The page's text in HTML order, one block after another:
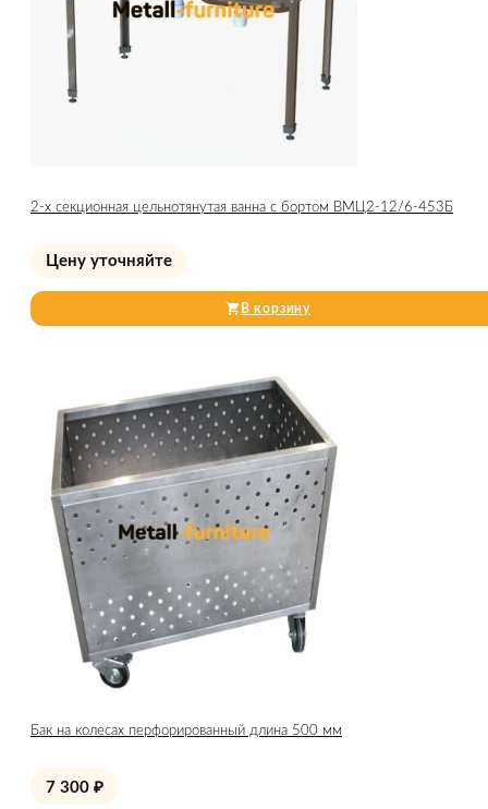
2-х секционная цельнотянутая ванна с бортом ВМЦ2-12/6-453Б
Цену уточняйте
В корзину
Бак на колесах перфорированный длина 500 мм
7 300 ₽